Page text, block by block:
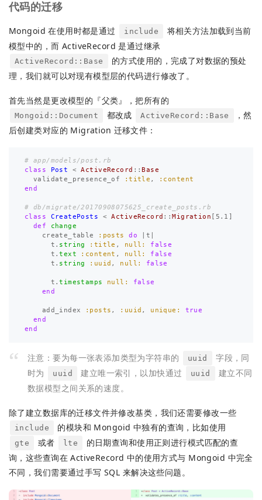
代码的迁移
Mongoid 在使用时都是通过 include
将相关方法加载到当前
模型中的，而 ActiveRecord 是通过继承
ActiveRecord::Base
的方式使用的，完成了对数据的预处
理，我们就可以对现有模型层的代码进行修改了。
首先当然是更改模型的『父类』，把所有的
Mongoid::Document 都改成 ActiveRecord::Base
，然
后创建类对应的 Migration 迁移文件：
# app/models/post.rb
class
Post < ActiveRecord ::Base
validate_presence_of
:title ,
:content
end
# db/migrate/20170908075625_create_posts.rb
class
CreatePosts < ActiveRecord ::Migration [ 5.1 ]
def
change
create_table
:posts do t
t . string :title , null: false
t .text :content , null: false
t . string :uuid , null: false
t .timestamps null:
false
end
add_index :posts , :uuid , unique: true
end
end
注意：要为每一张表添加类型为字符串的 uuid
字段，同
时为
uuid 建立唯一索引，以加快通过 uuid
建立不同
数据模型之间关系的速度。
除了建立数据库的迁移文件并修改基类，我们还需要修改一些
include 的模块和 Mongoid 中独有的查询，比如使用
gte 或者 lte
的日期查询和使用正则进行模式匹配的查
询，这些查询在 ActiveRecord 中的使用方式与 Mongoid 中完全
不同，我们需要通过手写 SQL 来解决这些问题。